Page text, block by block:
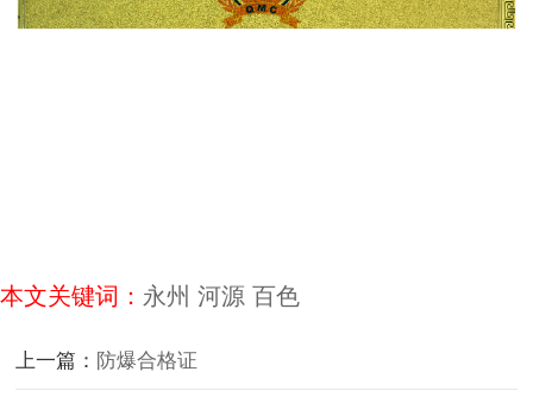
本文关键词： 永州 河源 百色
上一篇： 防爆合格证